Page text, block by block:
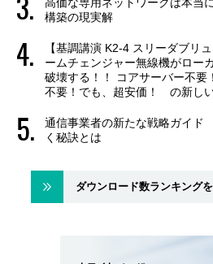
構築の現実解
【基調講演 K2-4 スリーダブリ
ームチェンジャー無線機がロー
破壊する！！ コアサーバー不要
不要！でも、超安価！ の新し
通信事業者の新たな戦略ガイ
く秘訣とは
ダウンロード数ランキング